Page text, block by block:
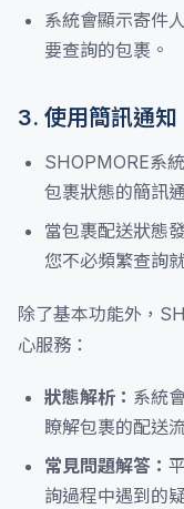
系統會顯示寄件
要查詢的包裹。
3. 使用簡訊通知
SHOPMORE系
包裹狀態的簡訊
當包裹配送狀態
您不必頻繁查詢
除了基本功能外，
心服務：
狀態解析： 系統
瞭解包裹的配送
常見問題解答：
詢過程中遇到的